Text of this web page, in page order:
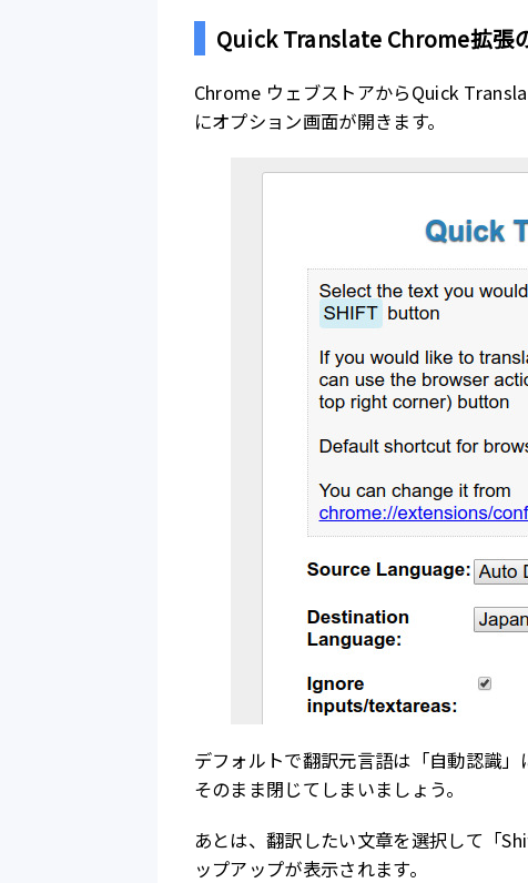
Quick Translate Chrome拡張
Chrome ウェブストアからQuick
にオプション画面が開きます。
デフォルトで翻訳元言語は「自動認識」
そのまま閉じてしまいましょう。
あとは、翻訳したい文章を選択して「
ップアップが表示されます。